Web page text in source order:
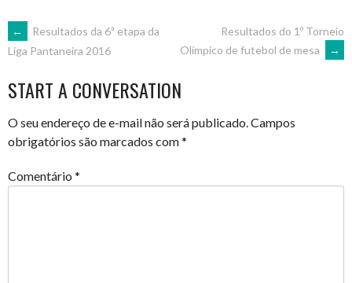
POST
NAVIGATION
←
Resultados da 6ª etapa da
Liga Pantaneira 2016
Resultados do 1º Torneio
Olímpico de futebol de mesa
→
START A CONVERSATION
O seu endereço de e-mail não será publicado. Campos
obrigatórios são marcados com*
Comentário *